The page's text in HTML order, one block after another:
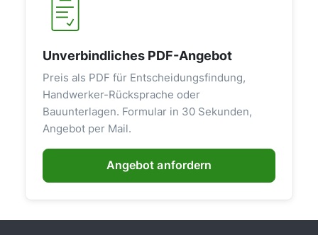
Unverbindliches PDF-Angebot
Preis als PDF für Entscheidungsfindung,
Handwerker-Rücksprache oder
Bauunterlagen. Formular in 30 Sekunden,
Angebot per Mail.
Angebot anfordern